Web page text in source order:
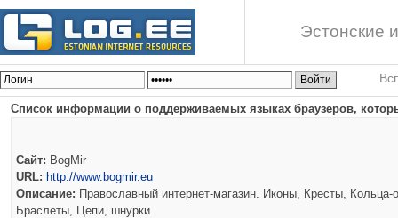
Эстонские
Список информации о поддерживаемых языках браузеров,
Сайт: BogMir
URL: http://www.bogmir.eu
Описание: Православный интернет-магазин. Иконы, Кресты, Кольца-
Браслеты, Цепи, шнурки